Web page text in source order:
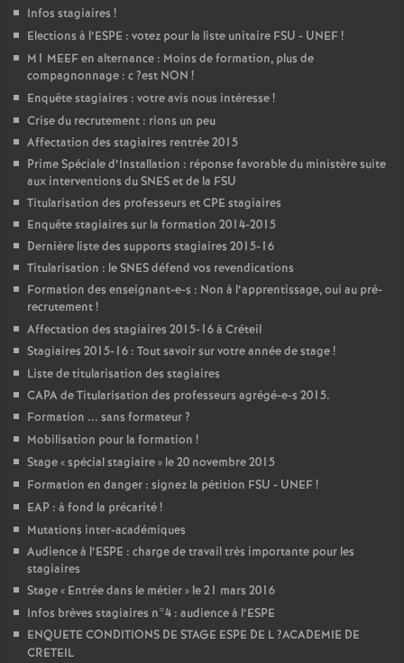
Infos stagiaires !
Elections à l’ESPE : votez pour la liste unitaire FSU - UNEF!
M1 MEEFen alternance : Moins de formation, plus de
compagnonnage : c?est NON !
Enquête stagiaires : votre avis nous intéresse!
Crise du recrutement : rions un peu
Affectation des stagiaires rentrée 2015
Prime Spéciale d’Installation : réponse favorable du ministère suite
aux interventions duSNESet de la FSU
Titularisation des professeurs etCPE stagiaires
Enquête stagiaires sur la formation 2014-2015
Dernière liste des supports stagiaires 2015-16
Titularisation : leSNESdéfend vos revendications
Formation des enseignant-e-s : Non à l’apprentissage, oui au pré-
recrutement!
Affectation des stagiaires 2015-16 à Créteil
Stagiaires 2015-16 : Tout savoir sur votre année de stage!
Liste de titularisation des stagiaires
CAPAde Titularisation des professeurs agrégé-e-s 2015.
Formation ... sans formateur?
Mobilisation pour la formation !
Stage «spécial stagiaire» le 20 novembre 2015
Formation en danger : signez la pétition FSU - UNEF!
EAP : à fond la précarité!
Mutations inter-académiques
Audience à l’ESPE : charge de travail très importante pour les
stagiaires
Stage « Entrée dans le métier» le 21 mars 2016
Infos brèves stagiaires n°4 : audience à l’ESPE
ENQUETE CONDITIONS DE STAGE ESPE DE L?ACADEMIE DE
CRETEIL